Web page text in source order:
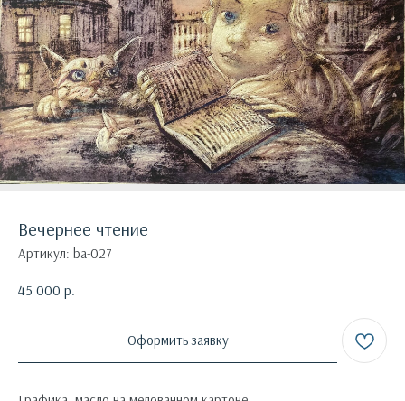
Вечернее чтение
Артикул: ba-027
45 000 р.
Оформить заявку